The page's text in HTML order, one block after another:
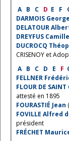
A B C D E F
DARMOIS
DELATOUR
DREYFUS Camille
DUCROCQ
CRISENOY et
A B C D E F
FELLNER
FLOUR DE
attesté en 1895
FOURASTIÉ Jean
FOVILLE Alfred
président
FRÉCHET